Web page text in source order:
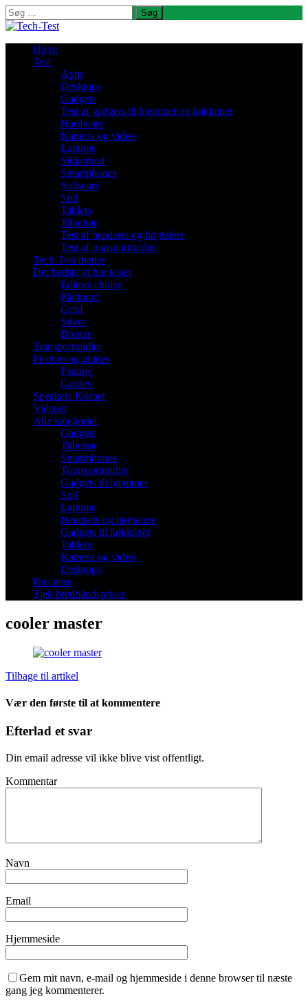
Søg
efter:
Hjem
Test
Apps
Desktops
Gadgets
Test af gadgets til hjemmet og køkkenet
Hardware
Kamera og video
Laptops
Sikkerhed
Smartphones
Software
Spil
Tablets
Tilbehør
Test af headsets og højttalere
Test af transportmidler
Tech-Test mener
Det bedste vi har testet
Editors choice
Platinum
Gold
Silver
Bronze
Transportmidler
Feature og guides
Feature
Guides
Speakers Korner
Videoer
Alle kategorier
Gadgets
Tilbehør
Smartphones
Transportmidler
Gadgets til hjemmet
Spil
Laptops
Headsets og højttalere
Gadgets til køkkenet
Tablets
Kamera og video
Desktops
Business
Tjek bredbåndspriser
cooler master
Tilbage til artikel
Vær den første til at kommentere
Efterlad et svar
Din email adresse vil ikke blive vist offentligt.
Kommentar
Navn
Email
Hjemmeside
Gem mit navn, e-mail og hjemmeside i denne browser til næste
gang jeg kommenterer.